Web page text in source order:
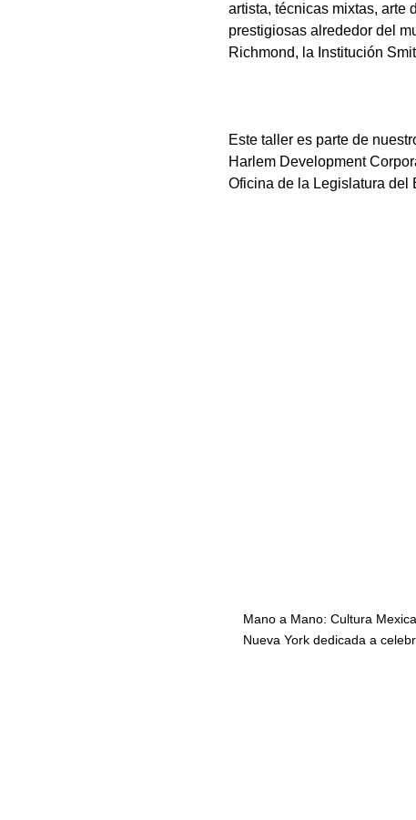
artista, técnicas mixtas, arte
prestigiosas alrededor del
Richmond, la Institución
Este taller es parte de
Harlem Development
Oficina de la Legislatura del
Mano a Mano: Cultura
Nueva York dedicada a